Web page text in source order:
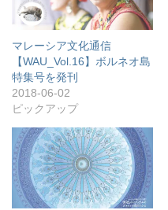
マレーシア文化通信
【WAU_Vol.16】ボルネオ島
特集号を発刊
2018-06-02
ピックアップ